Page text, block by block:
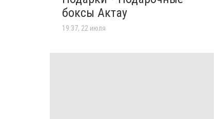
боксы Актау
19:37, 22 июля